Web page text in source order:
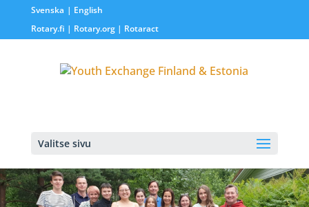
Svenska
English
Rotary.fi | Rotary.org| Rotaract
Valitse sivu